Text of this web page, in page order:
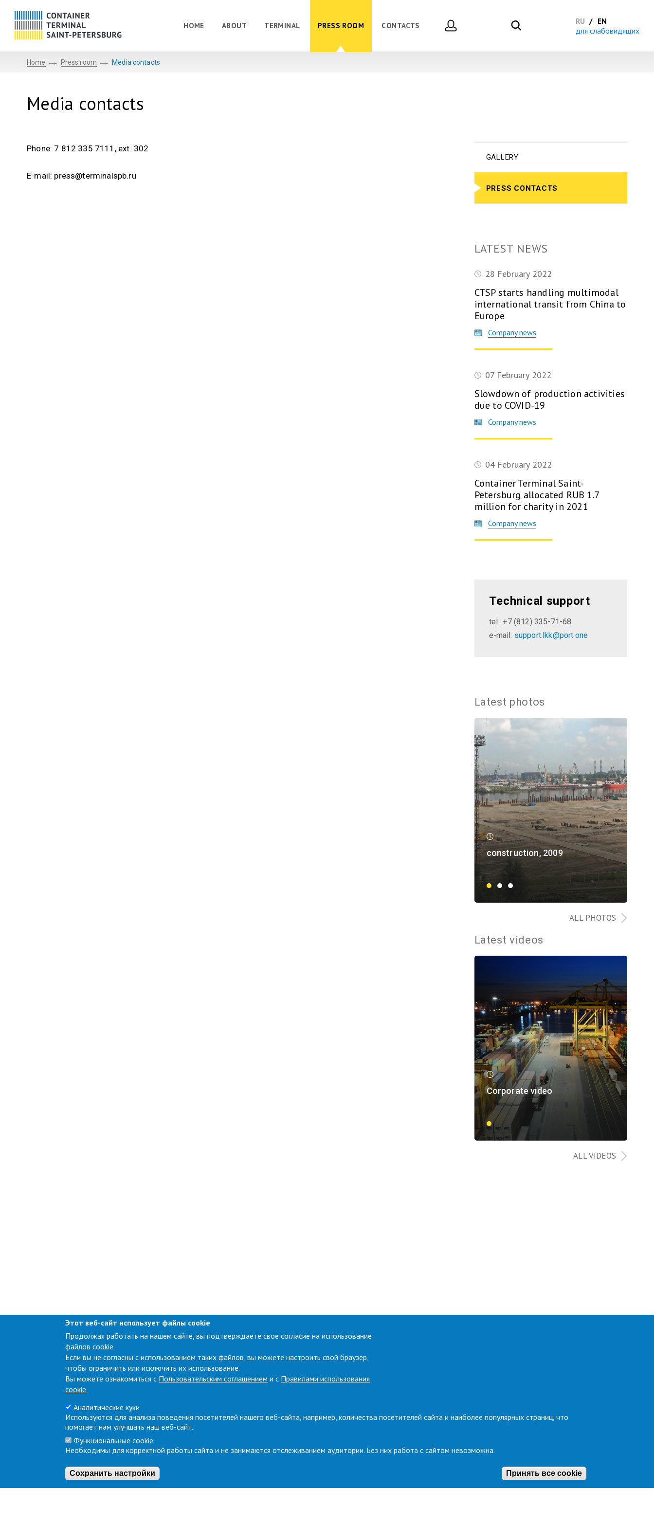
Этот веб-сайт использует файлы cookie
Продолжая работать на нашем сайте, вы подтверждаете свое согласие на использование
файлов cookie.
Если вы не согласны с использованием таких файлов, вы можете настроить свой браузер,
чтобы ограничить или исключить их использование.
Вы можете ознакомиться с Пользовательским соглашением и с Правилами использования
cookie.
Аналитические куки
Используются для анализа поведения посетителей нашего веб-сайта, например, количества посетителей сайта и наиболее популярных страниц, что
помогает нам улучшать наш веб-сайт.
Функциональные cookie
Необходимы для корректной работы сайта и не занимаются отслеживанием аудитории. Без них работа с сайтом невозможна.
Сохранить настройки Принять все cookie
HOME ABOUT TERMINAL PRESS ROOM CONTACTS RU
EN
для слабовидящих
Home Press room Media contacts
Media contacts
Phone: 7 812 335 7111, ext. 302
E-mail: press@terminalspb.ru
GALLERY
PRESS CONTACTS
LATEST NEWS
28 February 2022
CTSP starts handling multimodal
international transit from China to
Europe
Company news
07 February 2022
Slowdown of production activities
due to COVID-19
Company news
04 February 2022
Container Terminal Saint-
Petersburg allocated RUB 1.7
million for charity in 2021
Company news
Technical support
tel.: +7 (812) 335-71-68
e-mail: support.lkk@port.one
Latest photos
construction, 2009
ALL PHOTOS
Latest videos
Corporate video
ALL VIDEOS